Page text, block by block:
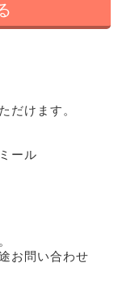
だけます。
ール
お問い合わせ